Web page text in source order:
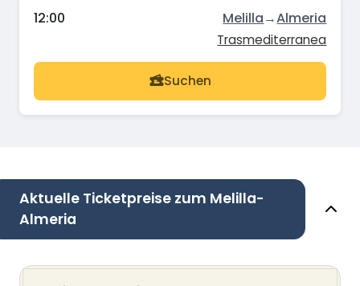
12:00 Melilla→Almeria
Trasmediterranea
Suchen
Aktuelle Ticketpreise zum Melilla-
Almeria